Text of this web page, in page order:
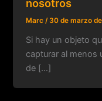
nosotros
Marc/ 30 de marzo
Si hay un objeto
capturar al menos
de […]